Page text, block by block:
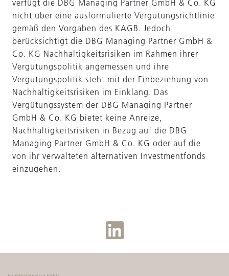
verfügt die DBG Managing Partner GmbH & Co. KG
nicht über eine ausformulierte Vergütungsrichtlinie
gemäß den Vorgaben des KAGB. Jedoch
berücksichtigt die DBG Managing Partner GmbH &
Co. KG Nachhaltigkeitsrisiken im Rahmen ihrer
Vergütungspolitik angemessen und ihre
Vergütungspolitik steht mit der Einbeziehung von
Nachhaltigkeitsrisiken im Einklang. Das
Vergütungssystem der DBG Managing Partner
GmbH & Co. KG bietet keine Anreize,
Nachhaltigkeitsrisiken in Bezug auf die DBG
Managing Partner GmbH & Co. KG oder auf die
von ihr verwalteten alternativen Investmentfonds
einzugehen.